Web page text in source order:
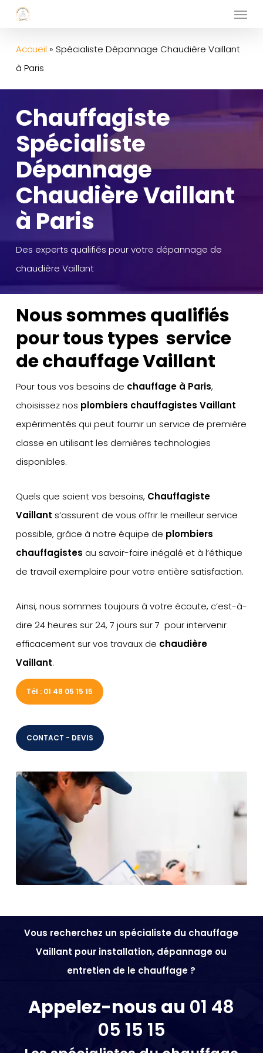
Skip
main
content
Menu
Accueil » Spécialiste Dépannage Chaudière Vaillant
à Paris
Chauffagiste
Spécialiste
Dépannage
Chaudière Vaillant
à Paris
Des experts qualifiés pour votre dépannage de
chaudière Vaillant
Nous sommes qualifiés
pour tous types service
de chauffage Vaillant
Pour tous vos besoins de chauffage à Paris,
choisissez nos plombiers chauffagistes Vaillant
expérimentés qui peut fournir un service de première
classe en utilisant les dernières technologies
disponibles.
Quels que soient vos besoins, Chauffagiste
Vaillant s’assurent de vous offrir le meilleur service
possible, grâce à notre équipe de plombiers
chauffagistes au savoir-faire inégalé et à l’éthique
de travail exemplaire pour votre entière satisfaction.
Ainsi, nous sommes toujours à votre écoute, c’est-à-
dire 24 heures sur 24, 7 jours sur 7 pour intervenir
efficacement sur vos travaux de chaudière
Vaillant.
Tél : 01 48 05 15 15
CONTACT - DEVIS
Vous recherchez un spécialiste du chauffage
Vaillant pour installation, dépannage ou
entretien de le chauffage ?
Appelez-nous au 01 48
05 15 15